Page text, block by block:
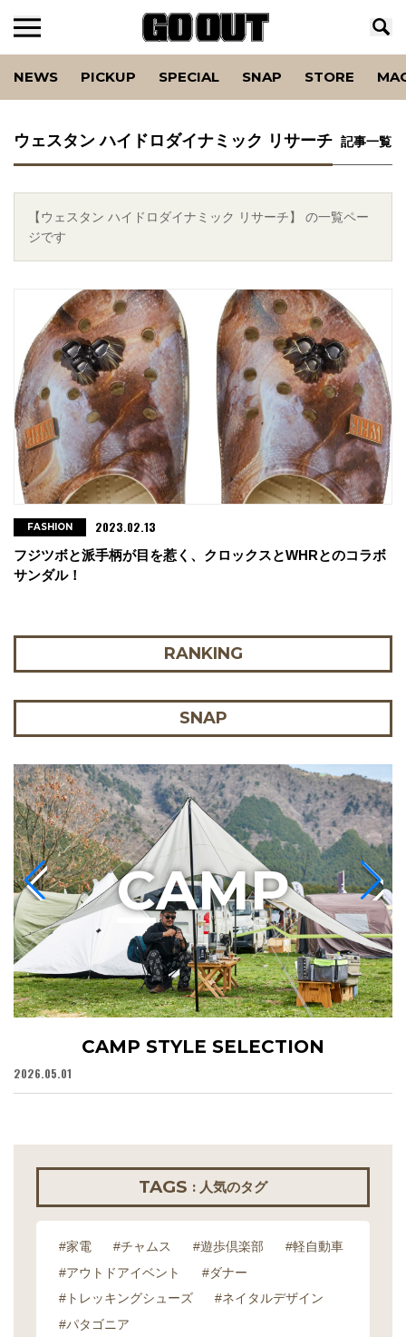
NEWS PICKUP SPECIAL SNAP STORE
ウェスタン ハイドロダイナミック リサーチ 記事一覧
【ウェスタン ハイドロダイナミック リサーチ】 の一覧ペー
ジです
フジツボと派手柄が目を惹く、クロックスとWHRとのコラボ
サンダル！
FASHION 2023.02.13
RANKING
SNAP
CAMP STYLE SELECTION
2026.05.01
CAMP
TAGS : 人気のタグ
#家電 #チャムス #遊歩倶楽部
#軽自動車
#アウトドアイベント
#ダナー
#トレッキングシューズ
#ネイタルデザイン
#パタゴニア